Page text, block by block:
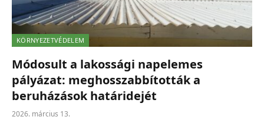
KÖRNYEZETVÉDELEM
Módosult a lakossági napelemes
pályázat: meghosszabbították a
beruházások határidejét
2026. március 13.